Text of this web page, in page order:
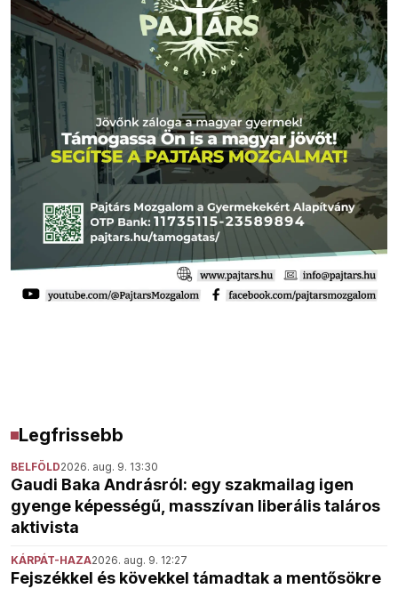
Legfrissebb
BELFÖLD2026. aug. 9. 13:30
Gaudi Baka Andrásról: egy szakmailag igen
gyenge képességű, masszívan liberális taláros
aktivista
KÁRPÁT-HAZA2026. aug. 9. 12:27
Fejszékkel és kövekkel támadtak a mentősökre